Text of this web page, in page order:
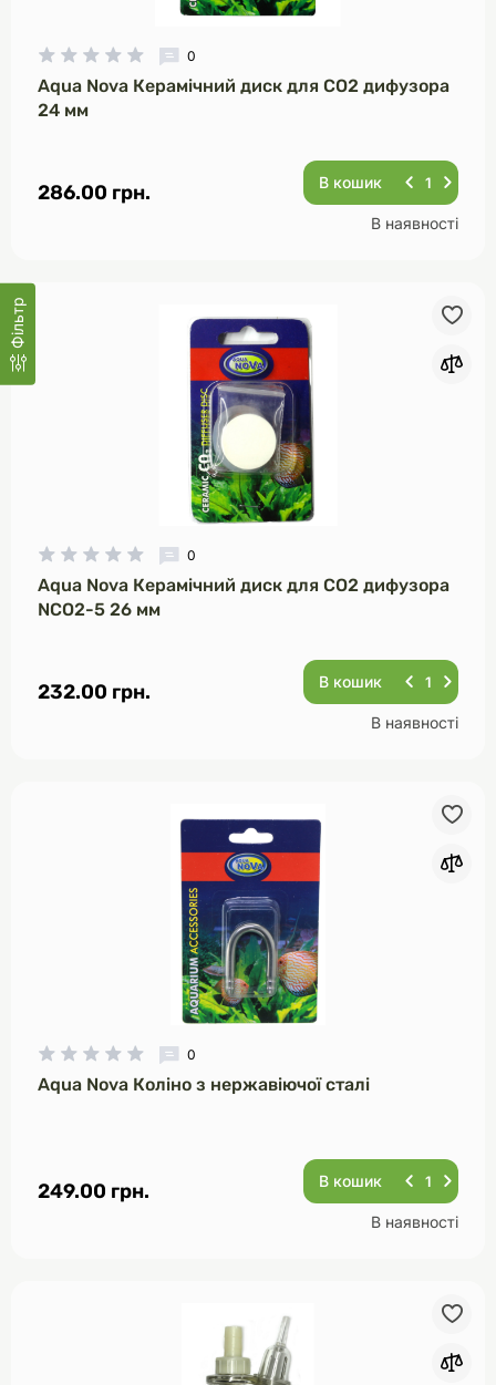
Фільтр
0
Aqua Nova Керамічний диск для CO2 дифузора
24 мм
286.00 грн. В кошик
В наявності
0
Aqua Nova Керамічний диск для CO2 дифузора
NCO2-5 26 мм
232.00 грн. В кошик
В наявності
0
Aqua Nova Коліно з нержавіючої сталі
249.00 грн. В кошик
В наявності